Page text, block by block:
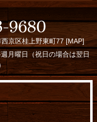
京区桂上野東町77 [MAP]
月曜日（祝日の場合は翌日